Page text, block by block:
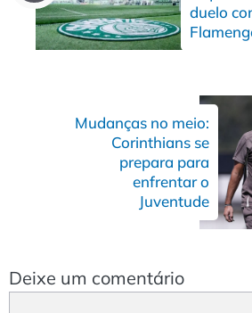
duelo
Mudanças no meio:
Corinthians se
prepara para
enfrentar o
Juventude
Deixe um comentário